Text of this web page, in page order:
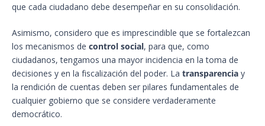
que cada ciudadano debe desempeñar en su consolidación.
Asimismo, considero que es imprescindible que se fortalezcan
los mecanismos de control social, para que, como
ciudadanos, tengamos una mayor incidencia en la toma de
decisiones y en la fiscalización del poder. La transparencia y
la rendición de cuentas deben ser pilares fundamentales de
cualquier gobierno que se considere verdaderamente
democrático.